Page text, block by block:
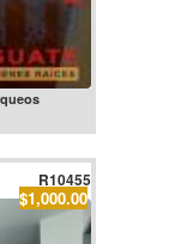
R10455
$1,000.00